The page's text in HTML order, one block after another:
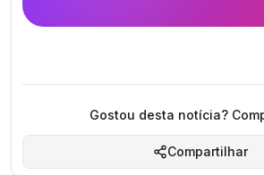
Gostou desta notícia?
Compartilhar